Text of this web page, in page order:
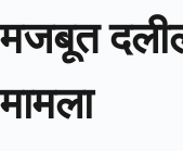
मजबूत
मामला